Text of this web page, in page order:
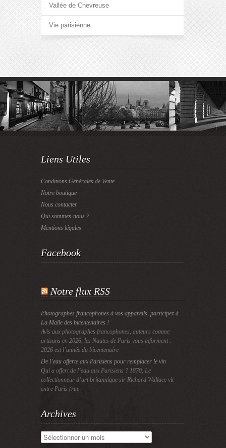
Vallée de Chevreuse
Vie parisienne
Liens Utiles
Conditions Générales de Vente
Notre boutique
Nous contacter
Qui sommes-nous ?
Mentions légales
Facebook
Notre flux RSS
Photographes francophones à vos appareils, participez à
La Malle des bicentenaires !
Avis aux photographes francophones, auteurs comme
artisans en 2026, les Nautes de Paris vous informent :
2026 est l’année du bicentenaire
De l’eau offerte aux Parisiens pour remplacer le vin
Qui a offert de l’eau aux Parisiens ? 1870, Le
collectionneur d’art britannique sir Richard Wallace vit
entre Paris (rue
Archives
Archives